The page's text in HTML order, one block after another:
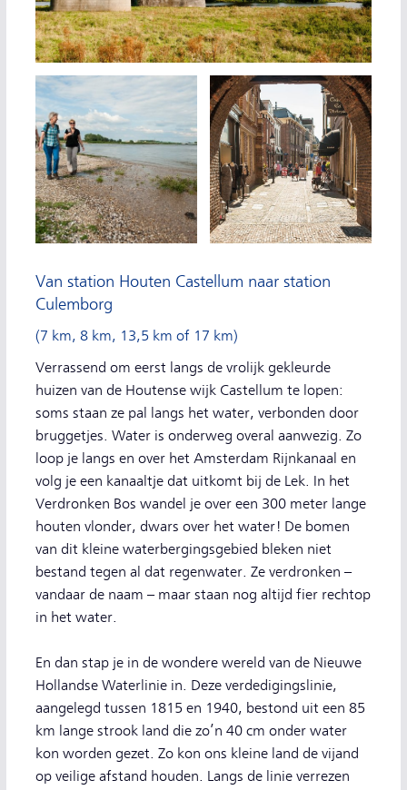
Van station Houten Castellum naar station
Culemborg
(7 km, 8 km, 13,5 km of 17 km)
Verrassend om eerst langs de vrolijk gekleurde
huizen van de Houtense wijk Castellum te lopen:
soms staan ze pal langs het water, verbonden door
bruggetjes. Water is onderweg overal aanwezig. Zo
loop je langs en over het Amsterdam Rijnkanaal en
volg je een kanaaltje dat uitkomt bij de Lek. In het
Verdronken Bos wandel je over een 300 meter lange
houten vlonder, dwars over het water! De bomen
van dit kleine waterbergingsgebied bleken niet
bestand tegen al dat regenwater. Ze verdronken –
vandaar de naam – maar staan nog altijd fier rechtop
in het water.
En dan stap je in de wondere wereld van de Nieuwe
Hollandse Waterlinie in. Deze verdedigingslinie,
aangelegd tussen 1815 en 1940, bestond uit een 85
km lange strook land die zo’n 40 cm onder water
kon worden gezet. Zo kon ons kleine land de vijand
op veilige afstand houden. Langs de linie verrezen